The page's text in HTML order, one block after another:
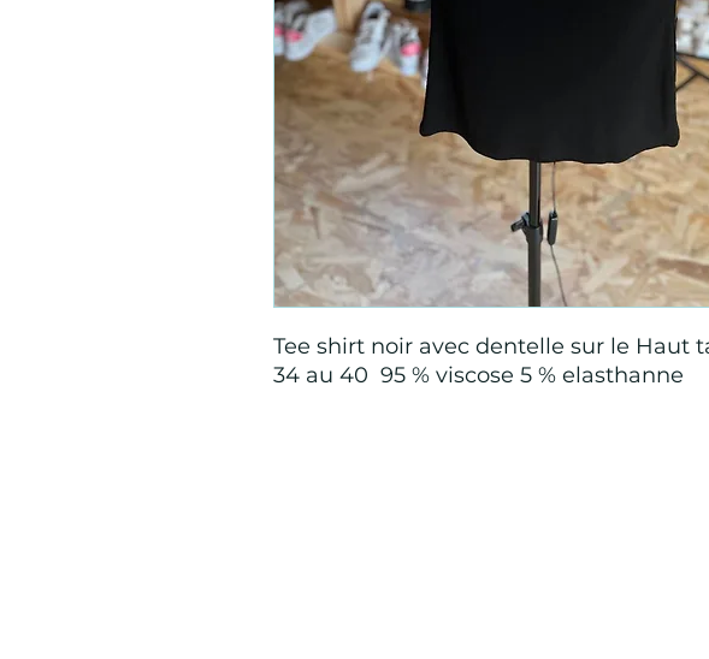
Tee shirt noir avec dentelle sur le Haut
34 au 40 95 % viscose 5 % elasthanne